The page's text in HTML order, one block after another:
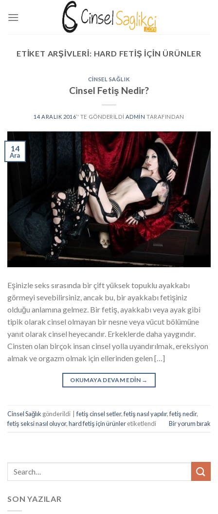
ETIKET ARŞIVLERI: HARD FETIŞ IÇIN ÜRÜNLER
CINSEL SAĞLIK
Cinsel Fetiş Nedir?
14 ARALIK 2016’' TE GÖNDERILDI ADMIN TARAFINDAN
14
Ara
Eşinizle seks sırasında bir çift yüksek topuklu ayakkabı
görmeyi sevebilirsiniz, ancak bu, bir ayakkabı fetişiniz
olduğu anlamına gelmez. Bir fetiş, ayakkabı veya ayak gibi
tipik olarak cinsel olmayan bir nesne veya vücut bölümüne
yanıt olarak cinsel heyecandır. Erkeklerde daha yaygındır.
Cinsten olan birçok insan cinsel yolla uyandırılmak, ereksiyon
almak ve orgazm olmak için ellerinden gelen […]
OKUMAYA DEVAM EDIN →
Cinsel Sağlık gönderildi fetiş cinsel setler,fetiş nasıl yapılır,fetiş nedir,
fetiş seksi nasıl oluyor,hard fetiş için ürünleretiketlendi Bir yorum bırak
SON YAZILAR